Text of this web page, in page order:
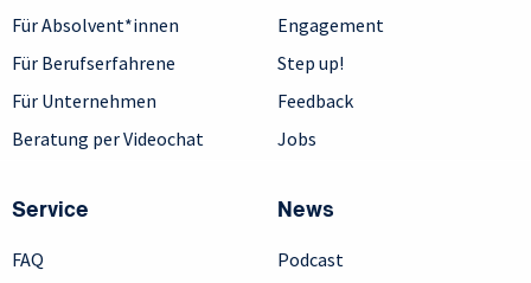
Für Absolvent*innen
Für Berufserfahrene
Für Unternehmen
Beratung per Videochat
Engagement
Step up!
Feedback
Jobs
Service
FAQ
News
Podcast